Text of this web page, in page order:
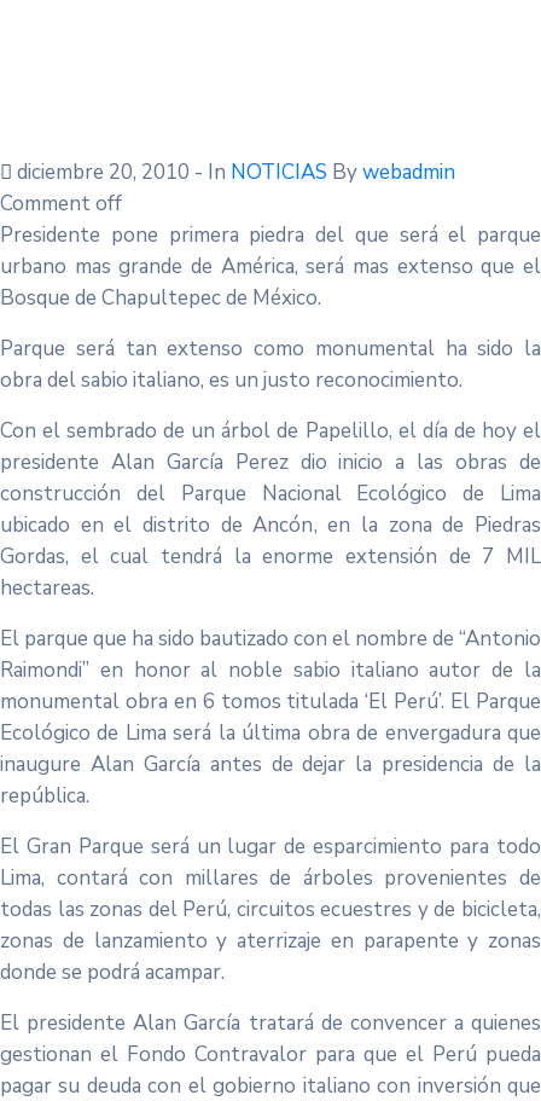
diciembre 20, 2010 - In NOTICIAS Bywebadmin
Comment off
Presidente pone primera piedra del que será el parque
urbano mas grande de América, será mas extenso que el
Bosque de Chapultepec de México.
Parque será tan extenso como monumental ha sido la
obra del sabio italiano, es un justo reconocimiento.
Con el sembrado de un árbol de Papelillo, el día de hoy el
presidente Alan García Perez dio inicio a las obras de
construcción del Parque Nacional Ecológico de Lima
ubicado en el distrito de Ancón, en la zona de Piedras
Gordas, el cual tendrá la enorme extensión de 7 MIL
hectareas.
El parque que ha sido bautizado con el nombre de “Antonio
Raimondi” en honor al noble sabio italiano autor de la
monumental obra en 6 tomos titulada ‘El Perú’. El Parque
Ecológico de Lima será la última obra de envergadura que
inaugure Alan García antes de dejar la presidencia de la
república.
El Gran Parque será un lugar de esparcimiento para todo
Lima, contará con millares de árboles provenientes de
todas las zonas del Perú, circuitos ecuestres y de bicicleta,
zonas de lanzamiento y aterrizaje en parapente y zonas
donde se podrá acampar.
El presidente Alan García tratará de convencer a quienes
gestionan el Fondo Contravalor para que el Perú pueda
pagar su deuda con el gobierno italiano con inversión que